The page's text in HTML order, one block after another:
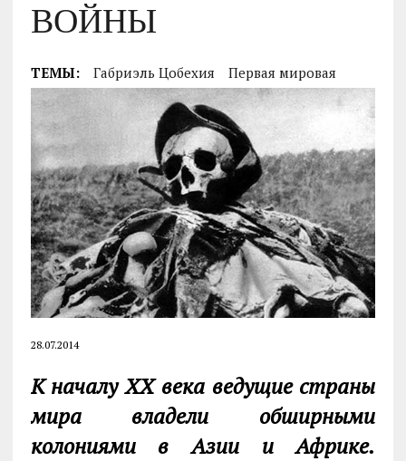
ВОЙНЫ
ТЕМЫ: Габриэль Цобехия Первая мировая
28.07.2014
К началуXXвека ведущие страны
мира владели обширными
колониями в Азии и Африке.